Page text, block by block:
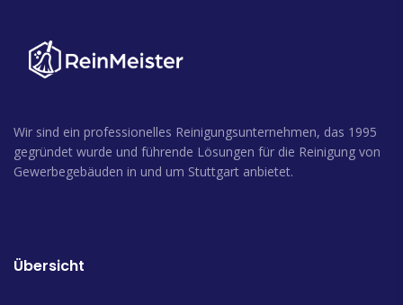
Wir sind ein professionelles Reinigungsunternehmen, das 1995
gegründet wurde und führende Lösungen für die Reinigung von
Gewerbegebäuden in und um Stuttgart anbietet.
Übersicht